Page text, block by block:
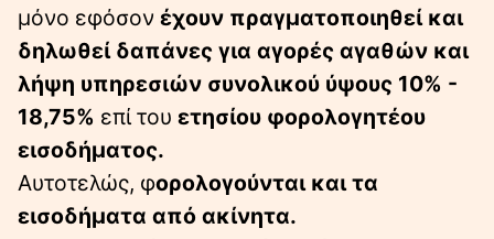
μόνο εφόσον έχουν πραγματοποιηθεί και
δηλωθεί δαπάνες για αγορές αγαθών και
λήψη υπηρεσιών συνολικού ύψους 10% -
18,75% επί του ετησίου φορολογητέου
εισοδήματος.
Αυτοτελώς, φορολογούνται και τα
εισοδήματα από ακίνητα.